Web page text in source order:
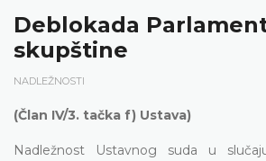
Deblokada
skupštine
NADLEŽNOSTI
(Član IV/3. tačka f) Ustava)
Nadležnost Ustavnog suda u